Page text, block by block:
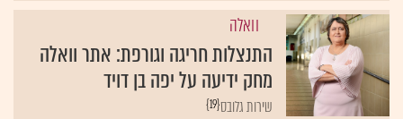
וואלה
התנצלות חריגה וגורפת: אתר וואלה
מחק ידיעה על יפה בן דויד
{19}שירות גלובס